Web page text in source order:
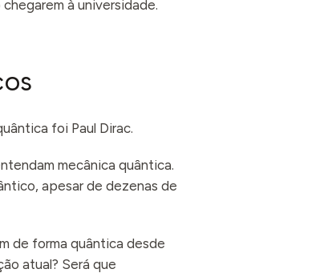
à universidade.
foi Paul Dirac.
mecânica quântica.
apesar de dezenas de
de forma quântica desde
atual? Será que